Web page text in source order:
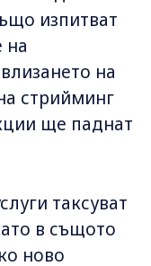
изпитват
на
на
стрийминг
ще паднат
таксуват
в същото
ново